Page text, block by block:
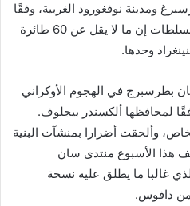
ومدينة نوفغورود الغربية، وفقًا
لوزارة الدفاع الروسية. وقالت السلطات إن ما لا يقل عن 60 طائرة
وحدها.
بطرسبرج في الهجوم الأوكراني
لمحافظها ألكسندر بيجلوف.
وألحقت أضرارا بمنشآت البنية
هذا الأسبوع منتدى سان
غالبا ما يطلق عليه نسخة
من دافوس.